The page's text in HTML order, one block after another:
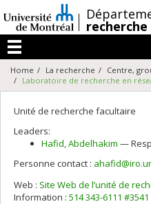
au
contenu
/
Menu
Home La recherche
Centre,
Laboratoire de recherche en
Unité de recherche facultaire
Leaders:
Hafid, Abdelhakim —
Personne contact :
Web : Site Web de l’unité de
Information : 514 343-6111 #3541